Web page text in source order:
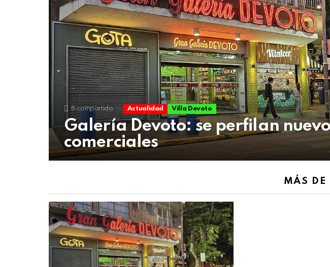
8 compartido Actualidad Villa Devoto
Galería Devoto: se perfilan
comerciales
MÁS
Villa
Devoto,
07
de
agosto
de
2026